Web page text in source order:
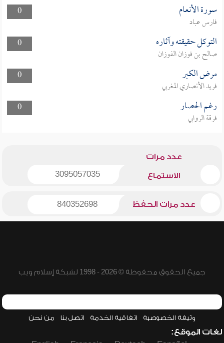
0
سورة الأنعام
فارس عباد
0
التوكل حقيقته وآثاره
صالح بن فوزان الفوزان
0
مرض الكبر
فريد الأنصاري المغربي
0
رغم الحصار
فرقة الروابي
عدد مرات
الاستماع 3095057035
عدد مرات الحفظ 840352698
جميع الحقوق محفوظة © 2026 - 1998 لشبكة إسلام ويب
وثيقة الخصوصية اتفاقية الخدمة اتصل بنا من نحن
لغات الموقع: